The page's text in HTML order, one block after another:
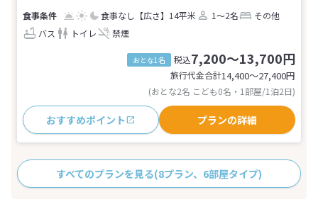
食事なし 【広さ】14平米 1～2名
その他
バス
トイレ 禁煙
おとな1名 税込7,200～13,700円
旅行代金合計14,400〜27,400円
(おとな2名 こども0名・1部屋/1泊2日)
おすすめポイント プランの詳細
すべてのプランを見る(8プラン、6部屋タイプ)